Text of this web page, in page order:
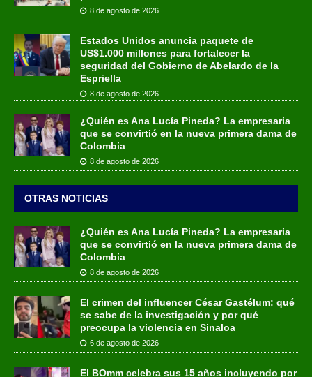
8 de agosto de 2026
Estados Unidos anuncia paquete de
US$1.000 millones para fortalecer la
seguridad del Gobierno de Abelardo de la
Espriella
8 de agosto de 2026
¿Quién es Ana Lucía Pineda? La empresaria
que se convirtió en la nueva primera dama de
Colombia
8 de agosto de 2026
OTRAS NOTICIAS
¿Quién es Ana Lucía Pineda? La empresaria
que se convirtió en la nueva primera dama de
Colombia
8 de agosto de 2026
El crimen del influencer César Gastélum: qué
se sabe de la investigación y por qué
preocupa la violencia en Sinaloa
6 de agosto de 2026
El BOmm celebra sus 15 años incluyendo por